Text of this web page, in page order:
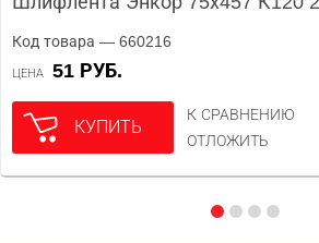
Код товара — 660216
ЦЕНА 51 РУБ.
КУПИТЬ
К СРАВНЕНИЮ
ОТЛОЖИТЬ